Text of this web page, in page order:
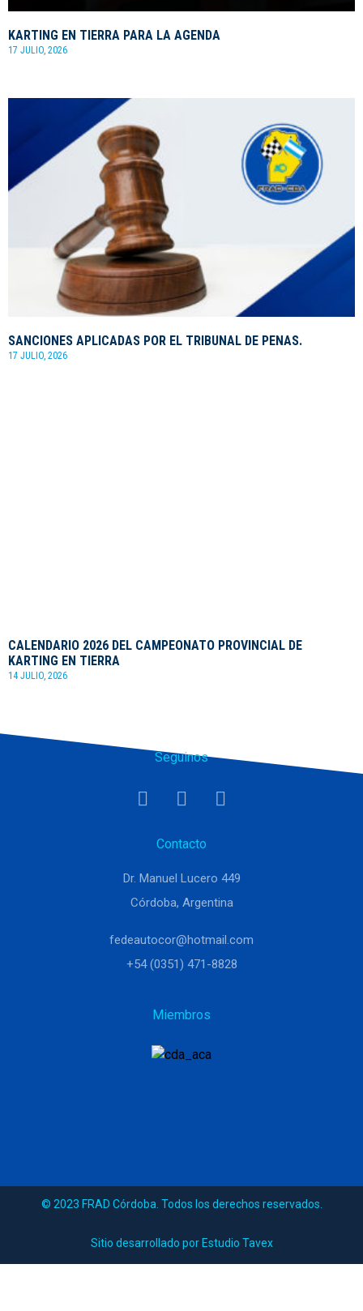
KARTING EN TIERRA PARA LA AGENDA
17 JULIO, 2026
SANCIONES APLICADAS POR EL TRIBUNAL DE PENAS.
17 JULIO, 2026
CALENDARIO 2026 DEL CAMPEONATO PROVINCIAL DE
KARTING EN TIERRA
14 JULIO, 2026
Seguinos
Contacto
Dr. Manuel Lucero 449
Córdoba, Argentina
fedeautocor@hotmail.com
+54 (0351) 471-8828
Miembros
© 2023 FRAD Córdoba. Todos los derechos reservados.
Sitio desarrollado por Estudio Tavex